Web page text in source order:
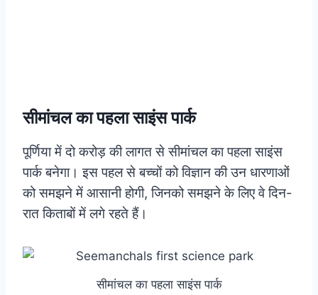
सीमांचल का पहला साइंस पार्क
पूर्णिया में दो करोड़ की लागत से सीमांचल का पहला साइंस
पार्क बनेगा। इस पहल से बच्चों को विज्ञान की उन धारणाओं
को समझने में आसानी होगी, जिनको समझने के लिए वे दिन-
रात किताबों में लगे रहते हैं।
सीमांचल का पहला साइंस पार्क